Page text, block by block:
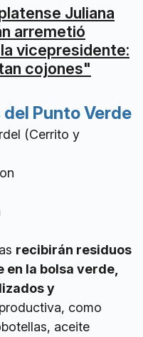
Juliana
arremetió
vicepresidente:
cojones"
Punto Verde
(Cerrito y
recibirán residuos
la bolsa verde,
y
como
aceite